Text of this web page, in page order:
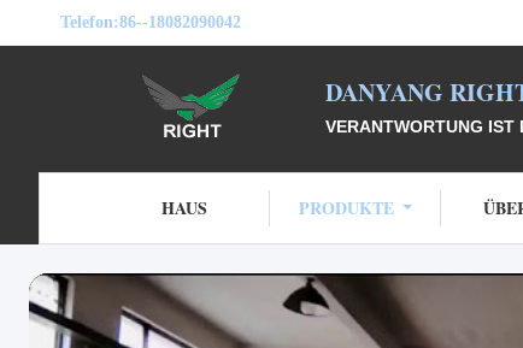
Telefon:86--18082090042
DANYANG
VERANTWORTUNG IST
HAUS PRODUKTE